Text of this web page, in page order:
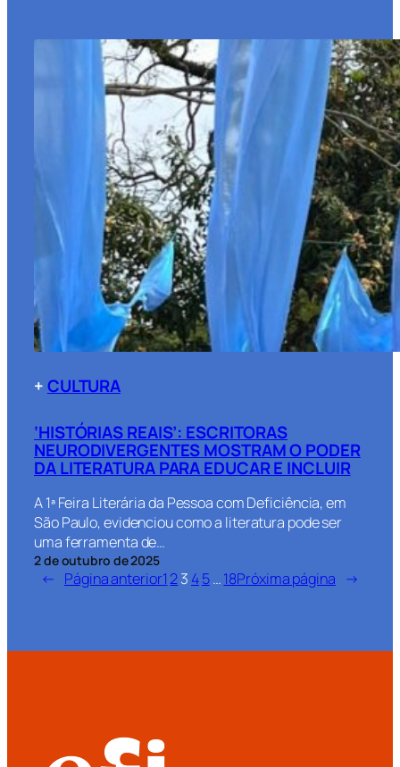
+CULTURA
‘HISTÓRIAS REAIS’: ESCRITORAS
NEURODIVERGENTES MOSTRAM O PODER
DA LITERATURA PARA EDUCAR E INCLUIR
A 1ª Feira Literária da Pessoa com Deficiência, em
São Paulo, evidenciou como a literatura pode ser
uma ferramenta de…
2 de outubro de 2025
← Página anterior1 23 45…18Próxima página →